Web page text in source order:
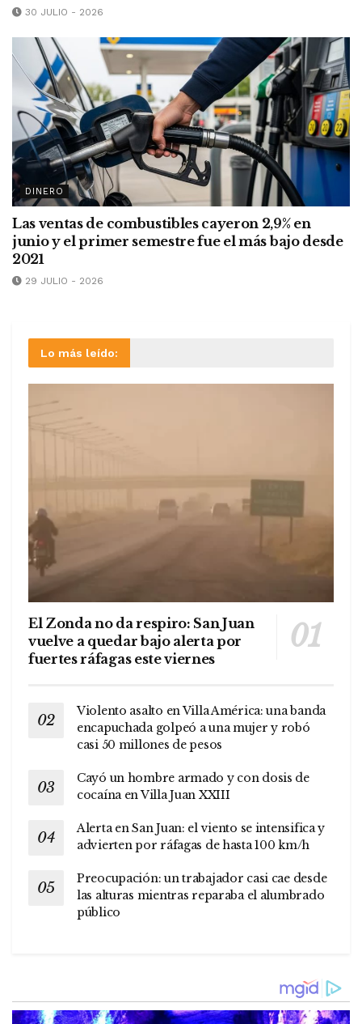
30 JULIO - 2026
DINERO
Las ventas de combustibles cayeron 2,9% en
junio y el primer semestre fue el más bajo desde
2021
29 JULIO - 2026
Lo más leído:
El Zonda no da respiro: San Juan
vuelve a quedar bajo alerta por
fuertes ráfagas este viernes
Violento asalto en Villa América: una banda
encapuchada golpeó a una mujer y robó
casi 50 millones de pesos
Cayó un hombre armado y con dosis de
cocaína en Villa Juan XXIII
Alerta en San Juan: el viento se intensifica y
advierten por ráfagas de hasta 100 km/h
Preocupación: un trabajador casi cae desde
las alturas mientras reparaba el alumbrado
público